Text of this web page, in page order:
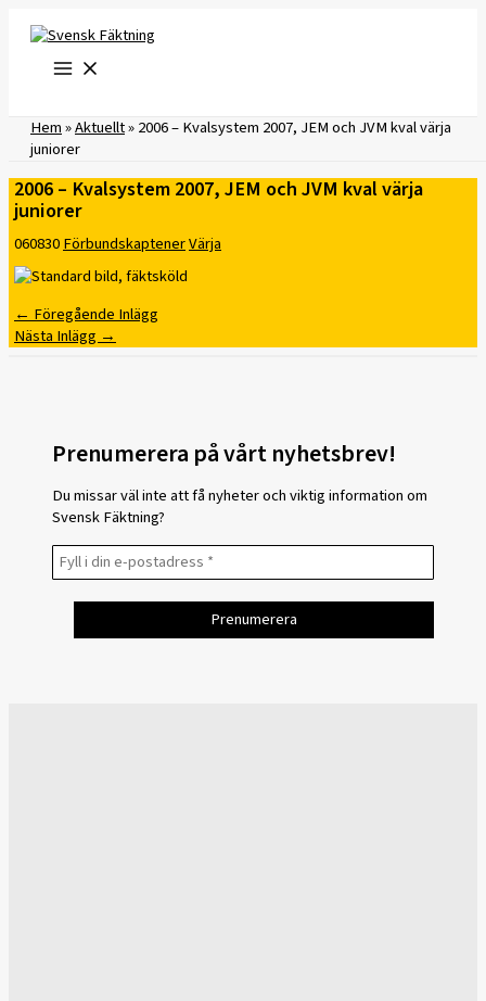
innehåll
Hem»Aktuellt»2006 – Kvalsystem 2007, JEM och JVM kval värja
juniorer
2006 – Kvalsystem 2007, JEM och JVM kval värja
juniorer
060830FörbundskaptenerVärja
← Föregående Inlägg
Nästa Inlägg →
Prenumerera på vårt nyhetsbrev!
Du missar väl inte att få nyheter och viktig information om
Svensk Fäktning?